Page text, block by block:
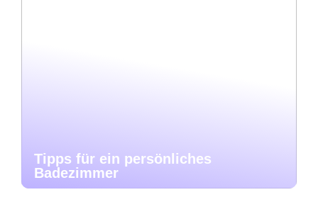
Tipps für ein persönliches
Badezimmer